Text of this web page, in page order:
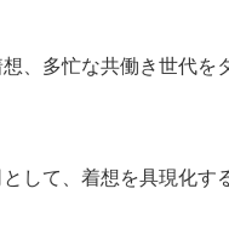
、多忙な共働き世代を
して、着想を具現化す